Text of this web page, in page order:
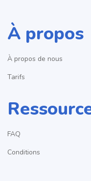
À propos
À propos de nous
Tarifs
FAQ
Conditions